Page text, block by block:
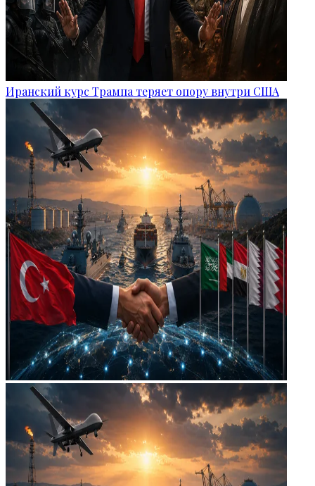
Иранский курс Трампа теряет опору внутри США